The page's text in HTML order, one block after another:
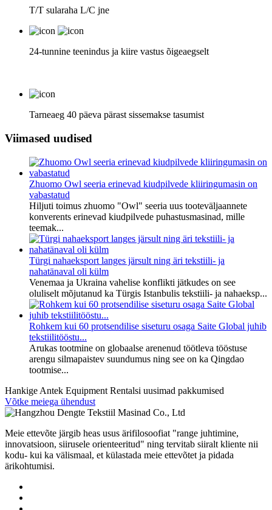
T/T sularaha L/C jne
24-tunnine teenindus ja kiire vastus õigeaegselt
Tarneaeg 40 päeva pärast sissemakse tasumist
Viimased uudised
Zhuomo Owl seeria erinevad kiudpilvede kliiringumasin on
vabastatud
Hiljuti toimus zhuomo "Owl" seeria uus tooteväljaannete
konverents erinevad kiudpilvede puhastusmasinad, mille
teemak...
Türgi nahaeksport langes järsult ning äri tekstiili- ja
nahatänaval oli külm
Venemaa ja Ukraina vahelise konflikti jätkudes on see
oluliselt mõjutanud ka Türgis Istanbulis tekstiili- ja nahaeksp...
Rohkem kui 60 protsendilise siseturu osaga Saite Global juhib
tekstiilitööstu...
Arukas tootmine on globaalse arenenud töötleva tööstuse
arengu silmapaistev suundumus ning see on ka Qingdao
tootmise...
Hankige Antek Equipment Rentalsi uusimad pakkumised
Võtke meiega ühendust
Meie ettevõte järgib heas usus ärifilosoofiat "range juhtimine,
innovatsioon, siirusele orienteeritud" ning tervitab siiralt kliente nii
kodu- kui ka välismaal, et külastada meie ettevõtet ja pidada
ärikohtumisi.